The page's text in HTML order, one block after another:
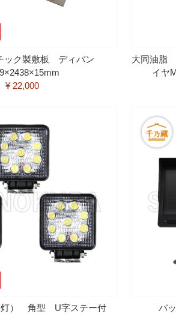
ック製敷板 ディバン
¥ 22,000
大同油脂
イヤ
灯） 角型 U字ステー付
バ